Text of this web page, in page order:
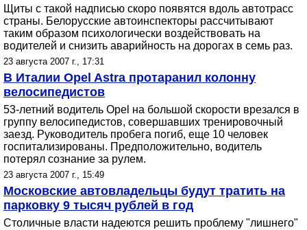
Щиты с такой надписью скоро появятся вдоль автотрасс
страны. Белорусские автоинспекторы рассчитывают
таким образом психологически воздействовать на
водителей и снизить аварийность на дорогах в семь раз.
23 августа 2007 г., 17:31
В Италии Opel Astra протаранил колонну
велосипедистов
53-летний водитель Opel на большой скорости врезался в
группу велосипедистов, совершавших тренировочный
заезд. Руководитель пробега погиб, еще 10 человек
госпитализированы. Предположительно, водитель
потерял сознание за рулем.
23 августа 2007 г., 15:49
Московские автовладельцы будут тратить на
парковку 9 тысяч рублей в год
Столичные власти надеются решить проблему "лишнего"